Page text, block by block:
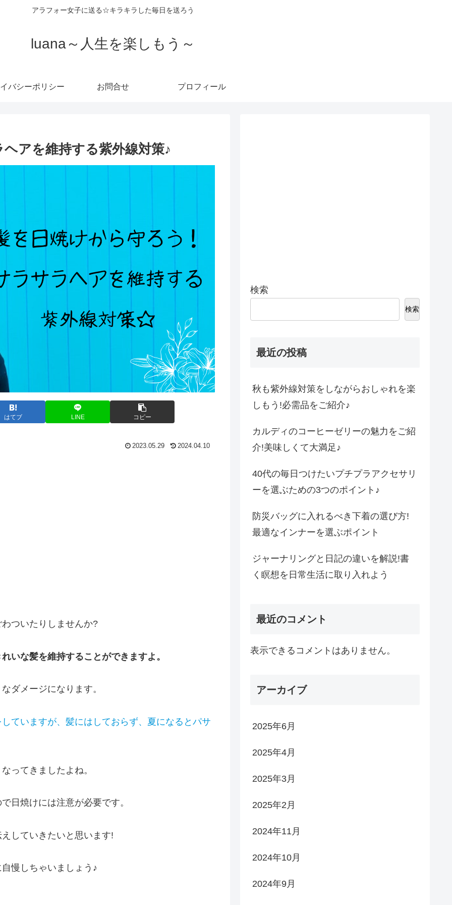
アラフォー女子に送る☆キラキラした毎日を送ろう
luana～人生を楽しもう～
バシーポリシー お問合せ プロフィール
アを維持する紫外線対策♪
はてブ LINE コピー
2023.05.29 2024.04.10
ついたりしませんか?
いな髪を維持することができますよ。
ダメージになります。
ていますが、髪にはしておらず、夏になるとパサ
ってきましたよね。
日焼けには注意が必要です。
していきたいと思います!
慢しちゃいましょう♪
検索
検索
最近の投稿
秋も紫外線対策をしながらおしゃれを楽
しもう!必需品をご紹介♪
カルディのコーヒーゼリーの魅力をご紹
介!美味しくて大満足♪
40代の毎日つけたいプチプラアクセサリ
ーを選ぶための3つのポイント♪
防災バッグに入れるべき下着の選び方!
最適なインナーを選ぶポイント
ジャーナリングと日記の違いを解説!書
く瞑想を日常生活に取り入れよう
最近のコメント
表示できるコメントはありません。
アーカイブ
2025年6月
2025年4月
2025年3月
2025年2月
2024年11月
2024年10月
2024年9月